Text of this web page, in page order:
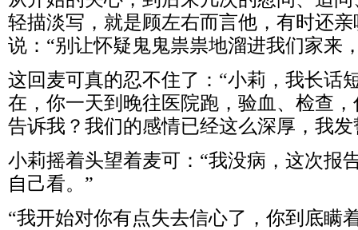
轻描淡写，就是顾左右而言他，有时还
说：“别让怀疑鬼鬼祟祟地溜进我们家来
这回麦可真的忍不住了：“小莉，我长话
在，你一天到晚往医院跑，验血、检查
告诉我？我们的感情已经这么深厚，我
小莉摇着头望着麦可：“我没病，这次报
自己看。”
“我开始对你有点失去信心了，你到底瞒